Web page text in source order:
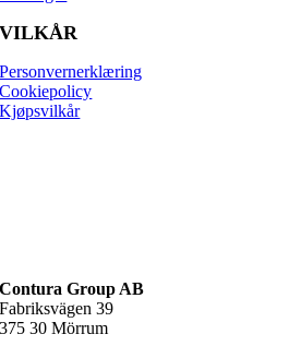
VILKÅR
Personvernerklæring
Cookiepolicy
Kjøpsvilkår
Contura Group AB
Fabriksvägen 39
375 30 Mörrum